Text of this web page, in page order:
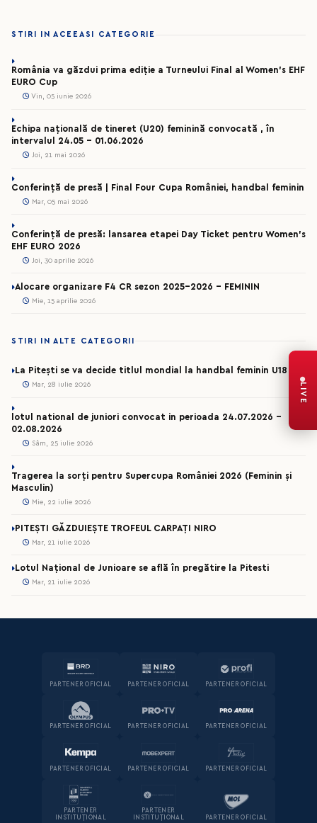
STIRI IN ACEEASI CATEGORIE
România va găzdui prima ediție a Turneului Final al Women’s EHF
EURO Cup
Vin, 05 iunie 2026
Echipa națională de tineret (U20) feminină convocată , în
intervalul 24.05 – 01.06.2026
Joi, 21 mai 2026
Conferință de presă | Final Four Cupa României, handbal feminin
Mar, 05 mai 2026
Conferință de presă: lansarea etapei Day Ticket pentru Women’s
EHF EURO 2026
Joi, 30 aprilie 2026
Alocare organizare F4 CR sezon 2025-2026 - FEMININ
Mie, 15 aprilie 2026
STIRI IN ALTE CATEGORII
La Pitești se va decide titlul mondial la handbal feminin U18
Mar, 28 iulie 2026
lotul national de juniori convocat in perioada 24.07.2026 –
02.08.2026
Sâm, 25 iulie 2026
Tragerea la sorți pentru Supercupa României 2026 (Feminin și
Masculin)
Mie, 22 iulie 2026
PITEȘTI GĂZDUIEȘTE TROFEUL CARPAȚI NIRO
Mar, 21 iulie 2026
Lotul Național de Junioare se află în pregătire la Pitesti
Mar, 21 iulie 2026
PARTENER OFICIAL PARTENER OFICIAL PARTENER OFICIAL
PARTENER OFICIAL PARTENER OFICIAL PARTENER OFICIAL
PARTENER OFICIAL PARTENER OFICIAL PARTENER OFICIAL
PARTENER
INSTITUȚIONAL
PARTENER
INSTITUȚIONAL
PARTENER OFICIAL
LIVE